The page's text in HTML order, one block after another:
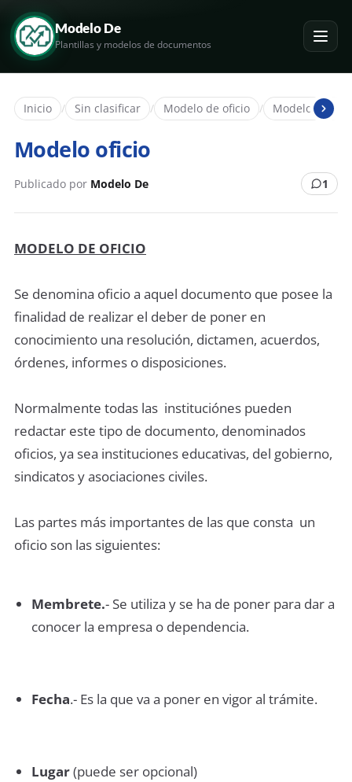
Modelo De
Plantillas y modelos de documentos
Inicio / Sin clasificar / Modelo de oficio / Modelo de
Modelo oficio
Publicado por Modelo De 1
MODELO DE OFICIO
Se denomina oficio a aquel documento que posee la
finalidad de realizar el deber de poner en
conocimiento una resolución, dictamen, acuerdos,
órdenes, informes o disposiciones.
Normalmente todas las instituciónes pueden
redactar este tipo de documento, denominados
oficios, ya sea instituciones educativas, del gobierno,
sindicatos y asociaciones civiles.
Las partes más importantes de las que consta un
oficio son las siguientes:
Membrete.- Se utiliza y se ha de poner para dar a
conocer la empresa o dependencia.
Fecha.- Es la que va a poner en vigor al trámite.
Lugar(puede ser opcional)